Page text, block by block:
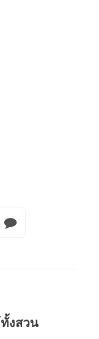
งสวน